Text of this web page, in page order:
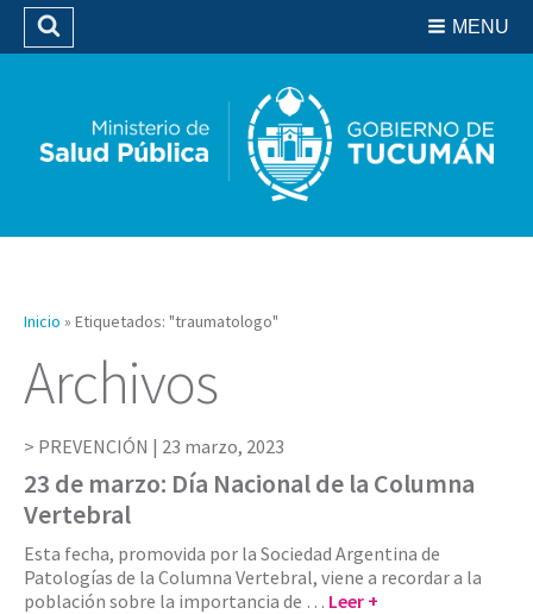
Biblioteca
MENU
Buscar
Inicio » Etiquetados: "traumatologo"
Archivos
PREVENCIÓN | 23 marzo, 2023
23 de marzo: Día Nacional de la Columna
Vertebral
Esta fecha, promovida por la Sociedad Argentina de
Patologías de la Columna Vertebral, viene a recordar a la
población sobre la importancia de … Leer +